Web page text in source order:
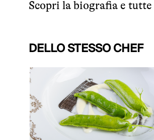
Scopri la biografia e
DELLO STESSO CHEF